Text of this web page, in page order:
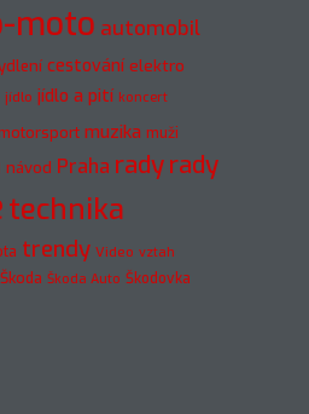
moto automobil
cestování elektro
jídlo jídlo a pití koncert
muzika muži
návod Praha radyrady
technika
trendy Video vztah
Škoda Škoda Auto Škodovka